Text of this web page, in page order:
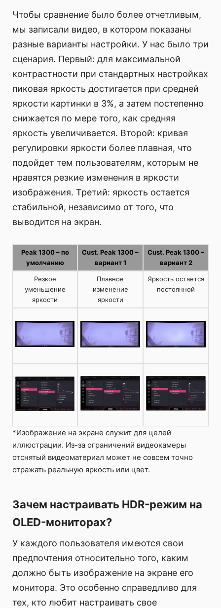
Чтобы сравнение было более отчетливым,
мы записали видео, в котором показаны
разные варианты настройки. У нас было три
сценария. Первый: для максимальной
контрастности при стандартных настройках
пиковая яркость достигается при средней
яркости картинки в 3%, а затем постепенно
снижается по мере того, как средняя
яркость увеличивается. Второй: кривая
регулировки яркости более плавная, что
подойдет тем пользователям, которым не
нравятся резкие изменения в яркости
изображения. Третий: яркость остается
стабильной, независимо от того, что
выводится на экран.
Peak 1300 – по
умолчанию
Cust. Peak 1300 –
вариант 1
Cust. Peak 1300 –
вариант 2
Резкое
уменьшение
яркости
Плавное
изменение
яркости
Яркость остается
постоянной
*Изображение на экране служит для целей
иллюстрации. Из-за ограничений видеокамеры
отснятый видеоматериал может не совсем точно
отражать реальную яркость или цвет.
Зачем настраивать HDR-режим на
OLED-мониторах?
У каждого пользователя имеются свои
предпочтения относительно того, каким
должно быть изображение на экране его
монитора. Это особенно справедливо для
тех, кто любит настраивать свое